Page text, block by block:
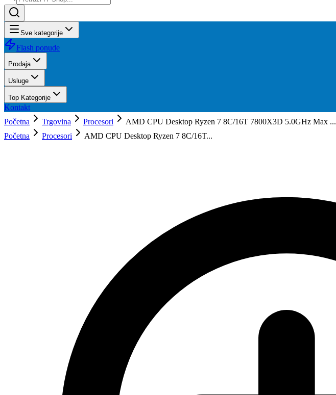
Sve kategorije
Flash ponude
Prodaja
Usluge
Top Kategorije
Kontakt
Početna
Trgovina Procesori
AMD CPU Desktop Ryzen 7 8C/16T 7800X3D 5.0GHz Max ...
Početna
Procesori AMD CPU Desktop Ryzen 7 8C/16T...